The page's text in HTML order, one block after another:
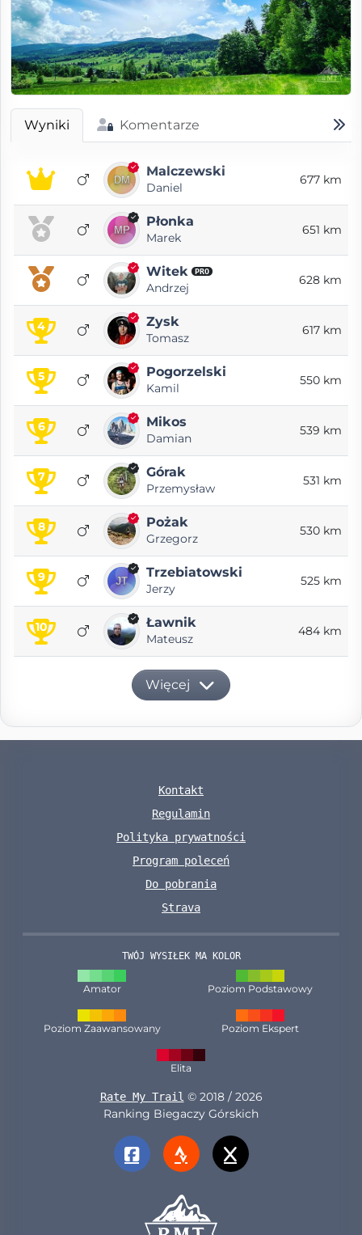
Wyniki Komentarze
Malczewski
Daniel
677 km
Płonka
Marek
651 km
Witek PRO
Andrzej
628 km
4 Zysk
Tomasz
617 km
5 Pogorzelski
Kamil
550 km
6 Mikos
Damian
539 km
7 Górak
Przemysław
531 km
8 Pożak
Grzegorz
530 km
9 Trzebiatowski
Jerzy
525 km
10 Ławnik
Mateusz
484 km
Więcej
Kontakt
Regulamin
Polityka prywatności
Program poleceń
Do pobrania
Strava
TWÓJ WYSIŁEK MA KOLOR
Amator Poziom Podstawowy
Poziom Zaawansowany Poziom Ekspert
Elita
Rate My Trail © 2018 / 2026
Ranking Biegaczy Górskich